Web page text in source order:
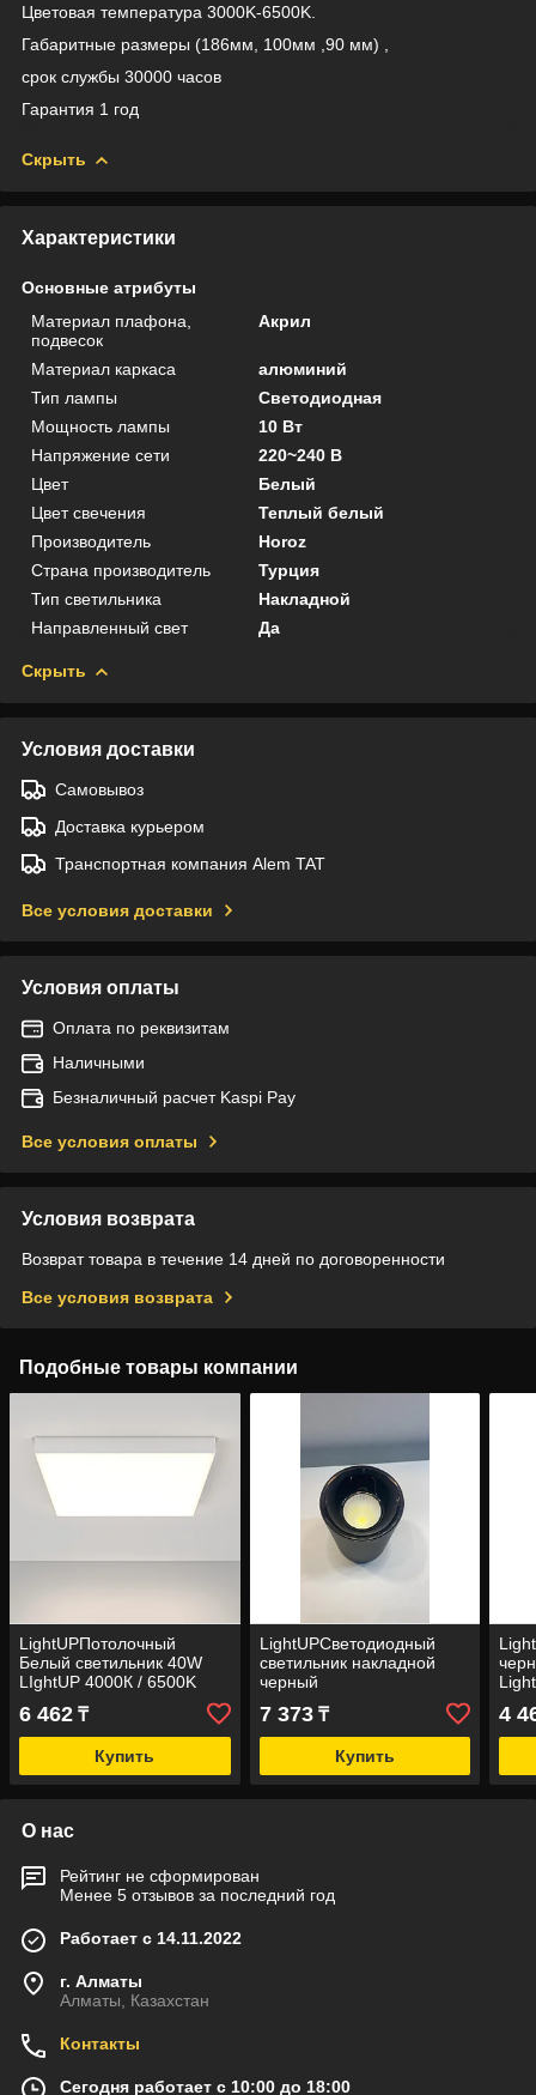
Цветовая температура 3000K-6500K.
Габаритные размеры (186мм, 100мм ,90 мм) ,
срок службы 30000 часов
Гарантия 1 год
Скрыть
Характеристики
Основные атрибуты
Материал плафона,
подвесок
Акрил
Материал каркаса
алюминий
Тип лампы
Светодиодная
Мощность лампы
10 Вт
Напряжение сети
220~240 В
Цвет
Белый
Цвет свечения
Теплый белый
Производитель
Horoz
Страна производитель
Турция
Тип светильника
Накладной
Направленный свет
Да
Скрыть
Условия доставки
Самовывоз
Доставка курьером
Транспортная компания Alem TAT
Все условия доставки
Условия оплаты
Оплата по реквизитам
Наличными
Безналичный расчет Kaspi Pay
Все условия оплаты
Условия возврата
Возврат товара в течение 14 дней по договоренности
Все условия возврата
Подобные товары компании
LightUPПотолочный
Белый светильник 40W
LIghtUP 4000К / 6500K
(накладной)
6 462 ₸
Купить
LightUPСветодиодный
светильник накладной
черный
7 373₸
Купить
4
О нас
Рейтинг не сформирован
Менее 5 отзывов за последний год
Работает с 14.11.2022
г. Алматы
Алматы, Казахстан
Контакты
Сегодня работает с 10:00 до 18:00